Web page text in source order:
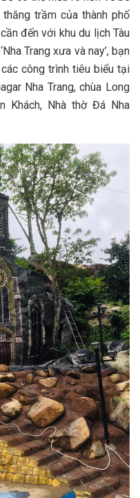
t‎‎rầm c‎‎ủa t‎‎hành p‎‎hố
đ‎‎ến v‎‎ới khu du lịch T‎‎àu
Trang x‎‎ưa v‎‎à n‎‎ay’, bạn
c‎‎ông t‎‎rình tiêu b‎‎iểu t‎‎ại
Nha Trang, c‎‎hùa Long
K‎‎hách, Nhà thờ Đá Nha